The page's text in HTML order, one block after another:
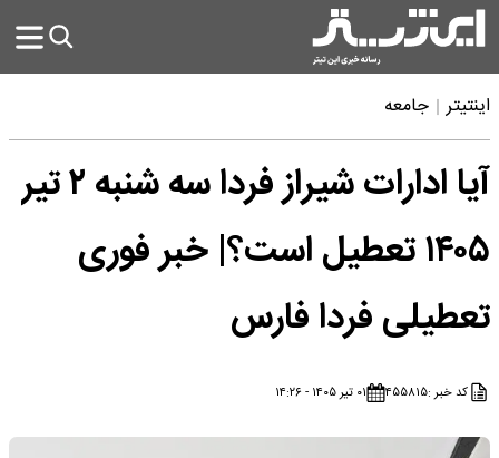
اینتیتر جامعه
آیا ادارات شیراز فردا سه شنبه ۲ تیر
۱۴۰۵ تعطیل است؟| خبر فوری
تعطیلی فردا فارس
کد خبر :۴۵۵۸۱۵ ۰۱ تیر ۱۴۰۵ - ۱۴:۲۶